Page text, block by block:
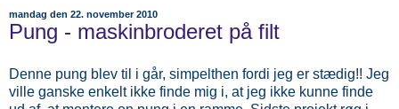
mandag den 22. november 2010
Pung - maskinbroderet på filt
Denne pung blev til i går, simpelthen fordi jeg er stædig!! Jeg
ville ganske enkelt ikke finde mig i, at jeg ikke kunne finde